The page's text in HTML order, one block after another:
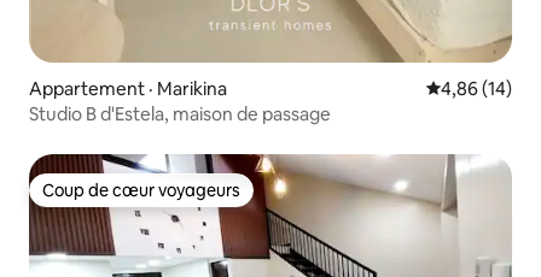
Appartement · Marikina Note
4,86 (14)
Studio B d'Estela, maison de passage
Coup de cœur voyageurs
Coup de cœur voyageurs